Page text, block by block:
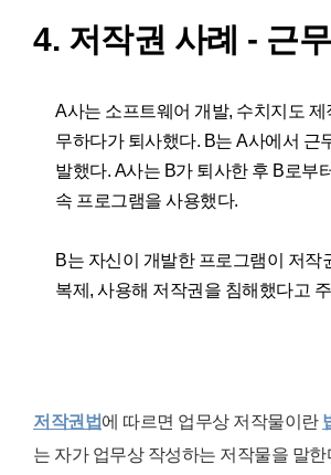
4. 저작권 사례 - 근
A사는 소프트웨어 개발, 수치지도
무하다가 퇴사했다. B는 A사에서 근
발했다. A사는 B가 퇴사한 후 B로부
속 프로그램을 사용했다.
B는 자신이 개발한 프로그램이 저
복제, 사용해 저작권을 침해했다고
저작권법에 따르면 업무상 저작물이란
는 자가 업무상 작성하는 저작물을 말한